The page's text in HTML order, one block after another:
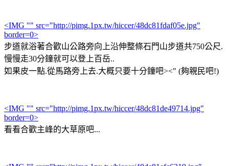
<IMG "" src="http://pimg.1px.tw/hiccer/48dc81fdaf05e.jpg"
border=0>
步道就浴著合歡山公路旁向上沿伸整條石門山步道共750公尺.
慢慢走30分鐘就可以登上百岳..
如果皮一點.從馬路旁上去.大概只要十分鐘吧><" (夠親民吧!)
<IMG "" src="http://pimg.1px.tw/hiccer/48dc81de49714.jpg"
border=0>
看看合歡主峰的大草原吧...